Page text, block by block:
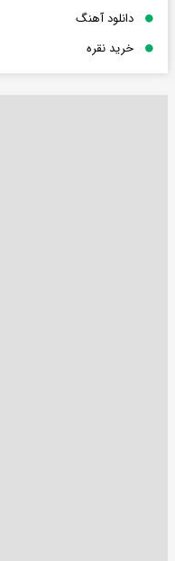
دانلود آهنگ
خرید نقره